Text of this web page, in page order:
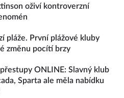
oživí kontroverzní
pláže. První plážové kluby
změnu pocítí brzy
ONLINE: Slavný klub
Sparta ale měla nabídku